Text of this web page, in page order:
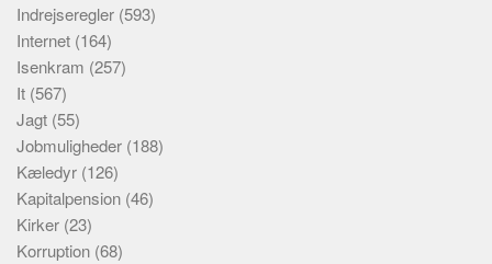
Indrejseregler (593)
Internet (164)
Isenkram (257)
It (567)
Jagt (55)
Jobmuligheder (188)
Kæledyr (126)
Kapitalpension (46)
Kirker (23)
Korruption (68)